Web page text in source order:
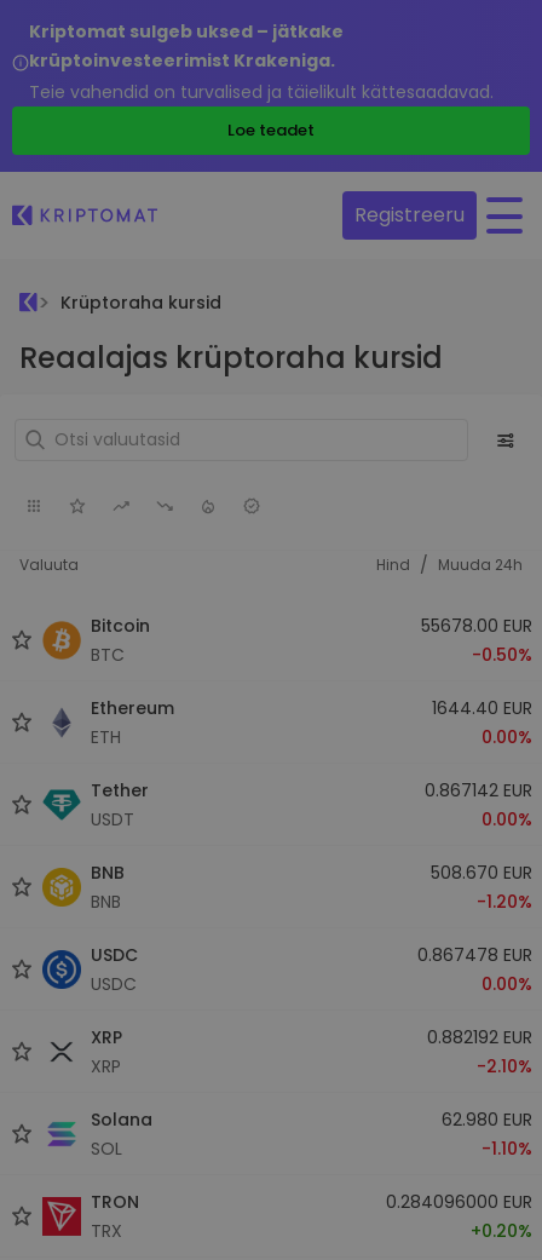
Kriptomat sulgeb uksed – jätkake
krüptoinvesteerimist Krakeniga.
Teie vahendid on turvalised ja täielikult kättesaadavad.
Loe teadet
Registreeru
Krüptoraha kursid
Reaalajas krüptoraha kursid
Valuuta Hind / Muuda 24h
Bitcoin
BTC
55678.00 EUR
-0.50%
Ethereum
ETH
1644.40 EUR
0.00%
Tether
USDT
0.867142 EUR
0.00%
BNB
BNB
508.670 EUR
-1.20%
USDC
USDC
0.867478 EUR
0.00%
XRP
XRP
0.882192 EUR
-2.10%
Solana
SOL
62.980 EUR
-1.10%
TRON
TRX
0.284096000 EUR
+0.20%